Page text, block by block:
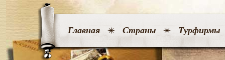
Главная Страны Турфирмы